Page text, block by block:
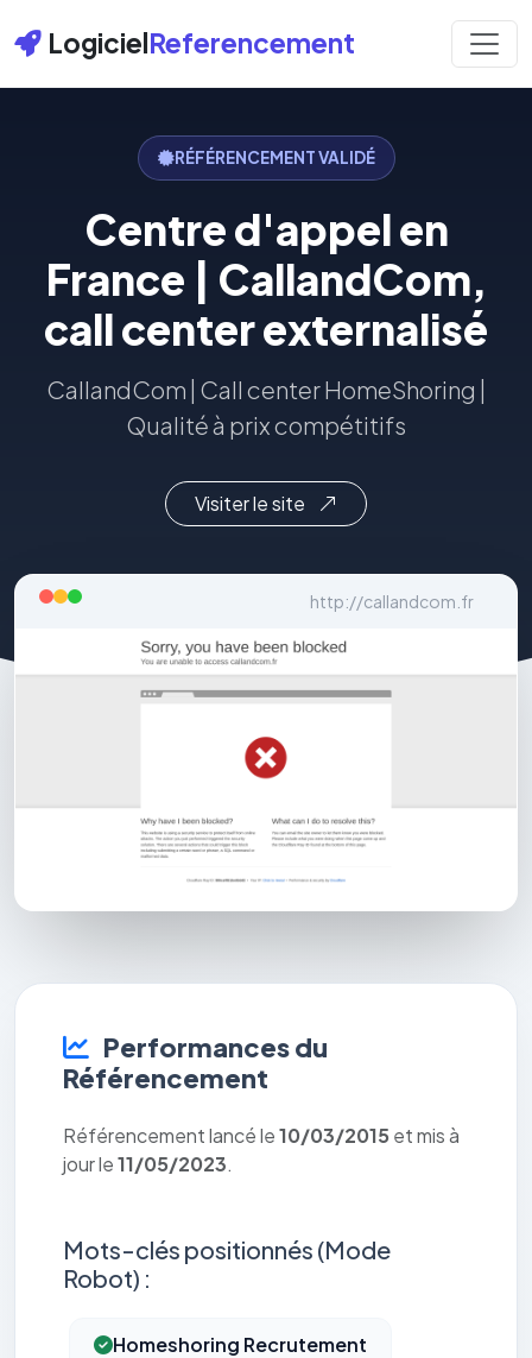
LogicielReferencement
RÉFÉRENCEMENT VALIDÉ
Centre d'appel en
France | CallandCom,
call center externalisé
CallandCom | Call center HomeShoring |
Qualité à prix compétitifs
Visiter le site
http://callandcom.fr
Performances du
Référencement
Référencement lancé le10/03/2015 et mis à
jour le11/05/2023.
Mots-clés positionnés (Mode
Robot) :
Homeshoring Recrutement